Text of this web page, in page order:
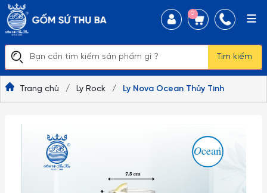
Tìm kiếm
0
Trang chủ / Ly Rock / Ly Nova Ocean Thủy Tinh